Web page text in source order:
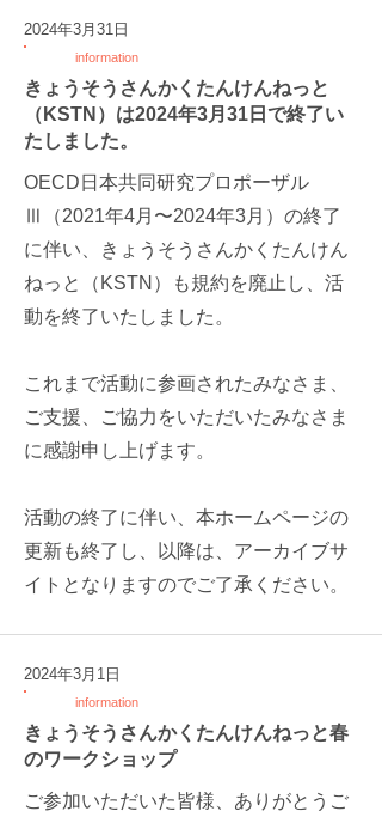
2024年3月31日
information
きょうそうさんかくたんけんねっと
（KSTN）は2024年3月31日で終了い
たしました。
OECD日本共同研究プロポーザル
Ⅲ（2021年4月〜2024年3月）の終了
に伴い、きょうそうさんかくたんけん
ねっと（KSTN）も規約を廃止し、活
動を終了いたしました。
これまで活動に参画されたみなさま、
ご支援、ご協力をいただいたみなさま
に感謝申し上げます。
活動の終了に伴い、本ホームページの
更新も終了し、以降は、アーカイブサ
イトとなりますのでご了承ください。
2024年3月1日
information
きょうそうさんかくたんけんねっと春
のワークショップ
ご参加いただいた皆様、ありがとうご